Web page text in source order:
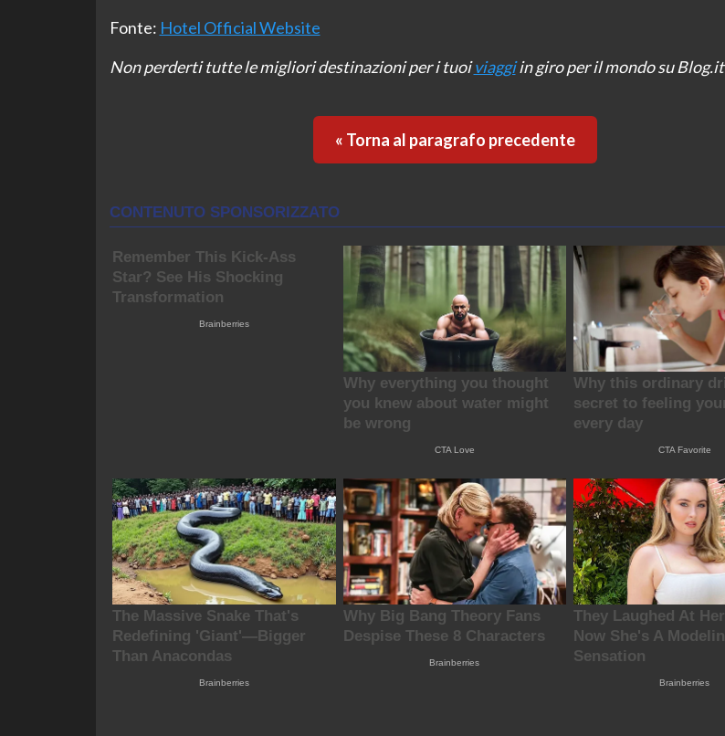
Fonte: Hotel Official Website
Non perderti tutte le migliori destinazioni per i tuoiviaggiin giro per il mondo su Blog.it
« Torna al paragrafo precedente